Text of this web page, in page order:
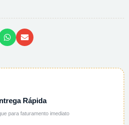
Rápida
para faturamento imediato